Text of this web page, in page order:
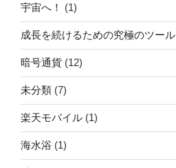
宇宙へ！ (1)
成長を続けるための究極のツール
暗号通貨 (12)
未分類 (7)
楽天モバイル (1)
海水浴 (1)